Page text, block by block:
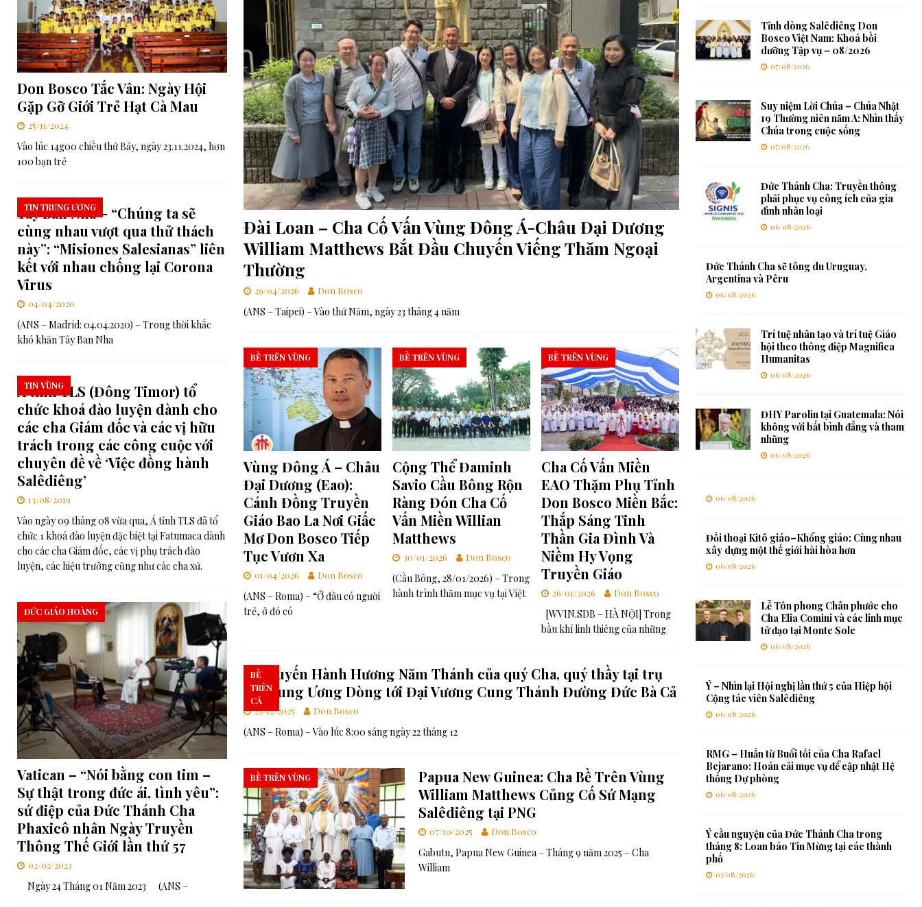
[ 06/08/2026 ] Đối thoại Kitô giáo–Khổng giáo: Cùng nhau xây dựng một thế giới hài hòa hơn GIÁO HỘI
[ 06/08/2026 ] Lễ Tôn phong Chân phước cho Cha Elia Comini và các linh mục tử đạo tại Monte Sole TIN SDB
[ 07/08/2026 ] RMG – Công Báo Ban Tổng Cố Vấn Số 448: Những Gợi Ý Của Cha Bề Trên Cả Về Việc “Suy Nghĩ Theo Thánh ý Của Thiên
Chúa” TRUNG ƯƠNG
Đài Loan – Cha Cố Vấn Vùng Đông Á-Châu Đại Dương
William Matthews Bắt Đầu Chuyến Viếng Thăm Ngoại
Thường
29/04/2026 Don Bosco
(ANS – Taipei) – Vào thứ Năm, ngày 23 tháng 4 năm
BỀ TRÊN VÙNG
Vùng Đông Á – Châu
Đại Dương (Eao):
Cánh Đồng Truyền
Giáo Bao La Nơi Giấc
Mơ Don Bosco Tiếp
Tục Vươn Xa
01/04/2026 Don Bosco
(ANS – Roma) – “Ở đâu có người
trẻ, ở đó có
BỀ TRÊN VÙNG
Cộng Thể Đaminh
Savio Cầu Bông Rộn
Ràng Đón Cha Cố
Vấn Miền Willian
Matthews
30/01/2026 Don Bosco
(Cầu Bông, 28/01/2026) – Trong
hành trình thăm mục vụ tại Việt
BỀ TRÊN VÙNG
Cha Cố Vấn Miền
EAO Thặm Phụ Tỉnh
Don Bosco Miền Bắc:
Thắp Sáng Tinh
Thần Gia Đình Và
Niềm Hy Vọng
Truyền Giáo
26/01/2026 Don Bosco
[WVIN.SDB – HÀ NỘI] Trong
bầu khí linh thiêng của những
BỀ
TRÊN
CẢ
Chuyến Hành Hương Năm Thánh của quý Cha, quý thầy tại trụ
sở Trung Ương Dòng tới Đại Vương Cung Thánh Đường Đức Bà Cả
23/12/2025 Don Bosco
(ANS – Roma) – Vào lúc 8:00 sáng ngày 22 tháng 12
BỀ TRÊN VÙNG
Papua New Guinea: Cha Bề Trên Vùng
William Matthews Củng Cố Sứ Mạng
Salêdiêng tại PNG
07/10/2025 Don Bosco
Gabutu, Papua New Guinea – Tháng 9 năm 2025 – Cha
William
Don Bosco Tắc Vân: Ngày Hội
Gặp Gỡ Giới Trẻ Hạt Cà Mau
25/11/2024
Vào lúc 14g00 chiều thứ Bảy, ngày 23.11.2024, hơn
100 bạn trẻ
Tây Ban Nha – “Chúng ta sẽ
cùng nhau vượt qua thử thách
này”: “Misiones Salesianas” liên
kết với nhau chống lại Corona
Virus
TIN TRUNG ƯƠNG
04/04/2020
(ANS – Madrid: 04.04.2020) – Trong thời khắc
khó khăn Tây Ban Nha
Á tỉnh TLS (Đông Timor) tổ
chức khoá đào luyện dành cho
các cha Giám đốc và các vị hữu
trách trong các công cuộc với
chuyên đề về ‘Việc đồng hành
Salêdiêng’
TIN VÙNG
13/08/2019
Vào ngày 09 tháng 08 vừa qua, Á tỉnh TLS đã tổ
chức 1 khoá đào luyện đặc biệt tại Fatumaca dành
cho các cha Giám đốc, các vị phụ trách đào
luyện, các hiệu trưởng cũng như các cha xứ.
Vatican – “Nói bằng con tim –
Sự thật trong đức ái, tình yêu”:
sứ điệp của Đức Thánh Cha
Phaxicô nhân Ngày Truyền
Thông Thế Giới lần thứ 57
ĐỨC GIÁO HOÀNG
02/02/2023
Ngày 24 Tháng 01 Năm 2023 (ANS –
Tỉnh dòng Salêdiêng Don
Bosco Việt Nam: Khoá bồi
dưỡng Tập vụ – 08/2026
07/08/2026
Suy niệm Lời Chúa – Chúa Nhật
19 Thường niên năm A: Nhìn thấy
Chúa trong cuộc sống
07/08/2026
Đức Thánh Cha: Truyền thông
phải phục vụ công ích của gia
đình nhân loại
06/08/2026
Đức Thánh Cha sẽ tông du Uruguay,
Argentina và Pêru
06/08/2026
Trí tuệ nhân tạo và trí tuệ Giáo
hội theo thông điệp Magnifica
Humanitas
06/08/2026
ĐHY Parolin tại Guatemala: Nói
không với bất bình đẳng và tham
nhũng
06/08/2026
06/08/2026
Đối thoại Kitô giáo–Khổng giáo: Cùng nhau
xây dựng một thế giới hài hòa hơn
06/08/2026
Lễ Tôn phong Chân phước cho
Cha Elia Comini và các linh mục
tử đạo tại Monte Sole
06/08/2026
Ý – Nhìn lại Hội nghị lần thứ 5 của Hiệp hội
Cộng tác viên Salêdiêng
06/08/2026
RMG – Huấn từ Buổi tối của Cha Rafael
Bejarano: Hoán cải mục vụ để cập nhật Hệ
thống Dự phòng
06/08/2026
Ý cầu nguyện của Đức Thánh Cha trong
tháng 8: Loan báo Tin Mừng tại các thành
phố
03/08/2026